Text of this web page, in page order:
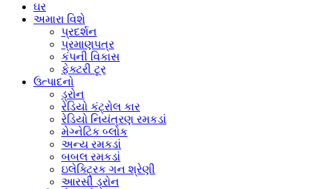
ઘર
અમારા વિશે
પ્રદર્શન
પ્રમાણપત્ર
કંપની વિકાસ
ફેક્ટરી ટૂર
ઉત્પાદનો
ડ્રોન
રેડિયો કંટ્રોલ કાર
રેડિયો નિયંત્રણ રમકડાં
મેગ્નેટિક બ્લોક
અન્ય રમકડાં
બબલ રમકડાં
ઇલેક્ટ્રિક ગન શ્રેણી
આરસી ડ્રોન